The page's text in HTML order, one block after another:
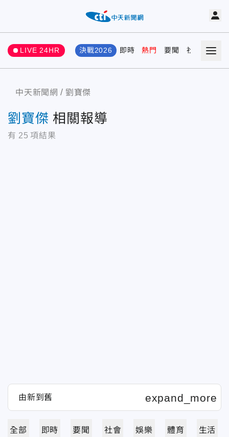
LIVE 24HR 決戰2026 即時 熱門 要聞 社會 娛樂
中天新聞網 劉寶傑
劉寶傑 相關報導
有 25 項結果
全部 即時 要聞 社會 娛樂 體育 生活